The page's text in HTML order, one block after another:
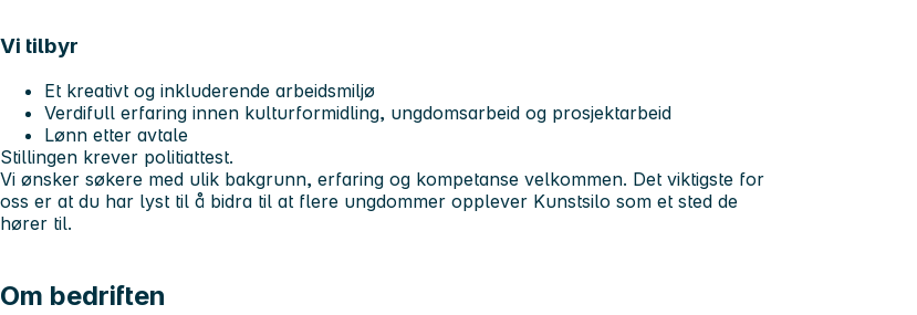
Vi tilbyr
Et kreativt og inkluderende arbeidsmiljø
Verdifull erfaring innen kulturformidling, ungdomsarbeid og prosjektarbeid
Lønn etter avtale
Stillingen krever politiattest.
Vi ønsker søkere med ulik bakgrunn, erfaring og kompetanse velkommen. Det viktigste for
oss er at du har lyst til å bidra til at flere ungdommer opplever Kunstsilo som et sted de
hører til.
Om bedriften